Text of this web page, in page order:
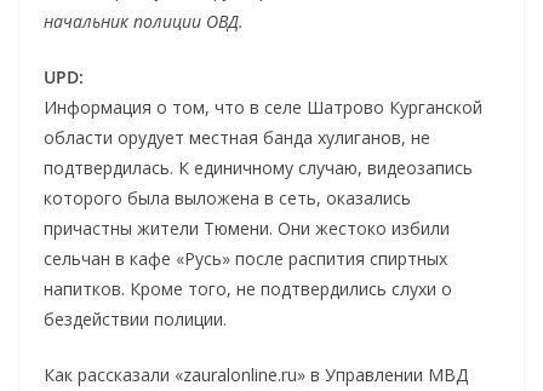
начальник полиции ОВД.
UPD:
Информация о том, что в селе Шатрово Курганской
области орудует местная банда хулиганов, не
подтвердилась. К единичному случаю, видеозапись
которого была выложена в сеть, оказались
причастны жители Тюмени. Они жестоко избили
сельчан в кафе «Русь» после распития спиртных
напитков. Кроме того, не подтвердились слухи о
бездействии полиции.
Как рассказали «zauralonline.ru» в Управлении МВД